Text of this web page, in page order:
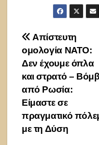
Πλοήγηση
άρθρων
Απίστευτη
ομολογία ΝΑΤΟ:
Δεν έχουμε όπλα
και στρατό –
από Ρωσία:
Είμαστε σε
πραγματικό
με τη Δύση